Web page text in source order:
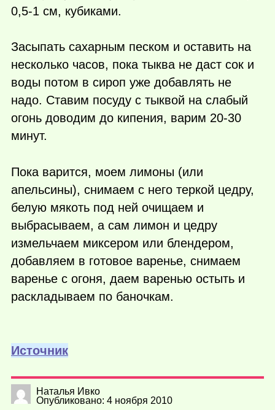
0,5-1 см, кубиками.
Засыпать сахарным песком и оставить на
несколько часов, пока тыква не даст сок и
воды потом в сироп уже добавлять не
надо. Ставим посуду с тыквой на слабый
огонь доводим до кипения, варим 20-30
минут.
Пока варится, моем лимоны (или
апельсины), снимаем с него теркой цедру,
белую мякоть под ней очищаем и
выбрасываем, а сам лимон и цедру
измельчаем миксером или блендером,
добавляем в готовое варенье, снимаем
варенье с огоня, даем варенью остыть и
раскладываем по баночкам.
Источник
Наталья Ивко
Опубликовано: 4 ноября 2010